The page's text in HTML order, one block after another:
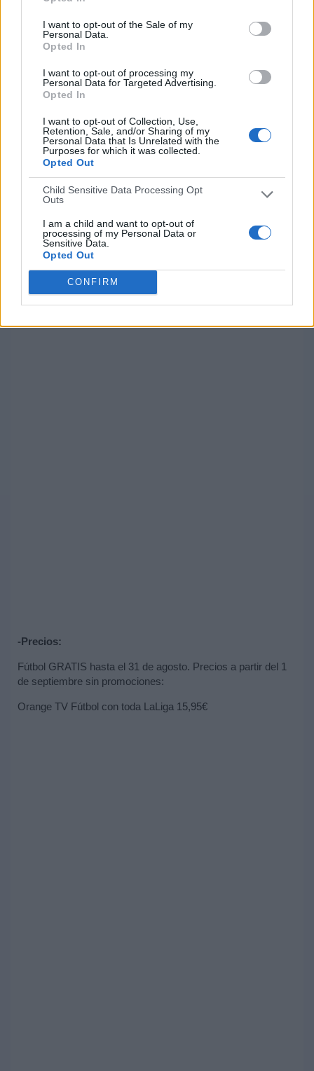
I want to opt-out of the Sale of my
Personal Data.
Opted In
I want to opt-out of processing my
Personal Data for Targeted Advertising.
Opted In
I want to opt-out of Collection, Use,
Retention, Sale, and/or Sharing of my
Personal Data that Is Unrelated with the
Purposes for which it was collected.
Opted Out
Child Sensitive Data Processing Opt
Outs
I am a child and want to opt-out of
processing of my Personal Data or
Sensitive Data.
Opted Out
CONFIRM
paquetes principales de TV
Orange TV:
Es la principal alternativa a Movistar+ que seguirá contando
con todos los canales de fútbol de movistar.
-Precios:
Fútbol GRATIS hasta el 31 de agosto. Precios a partir del 1
de septiembre sin promociones:
Orange TV Fútbol con toda LaLiga 15,95€